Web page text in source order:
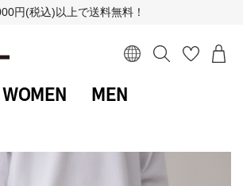
円(税込)以上で送料無料！
WOMEN MEN